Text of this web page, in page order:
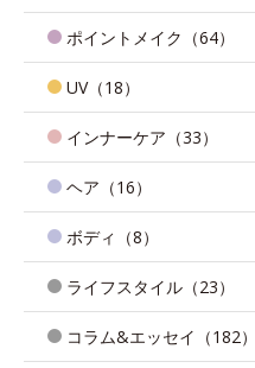
ポイントメイク（64）
UV（18）
インナーケア（33）
ヘア（16）
ボディ（8）
ライフスタイル（23）
コラム&エッセイ（182）